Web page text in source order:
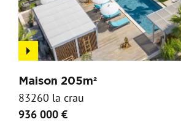
Maison 205m²
83260 la crau
936 000 €